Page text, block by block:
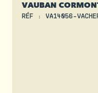
VAUBAN
RÉF : VA14056-